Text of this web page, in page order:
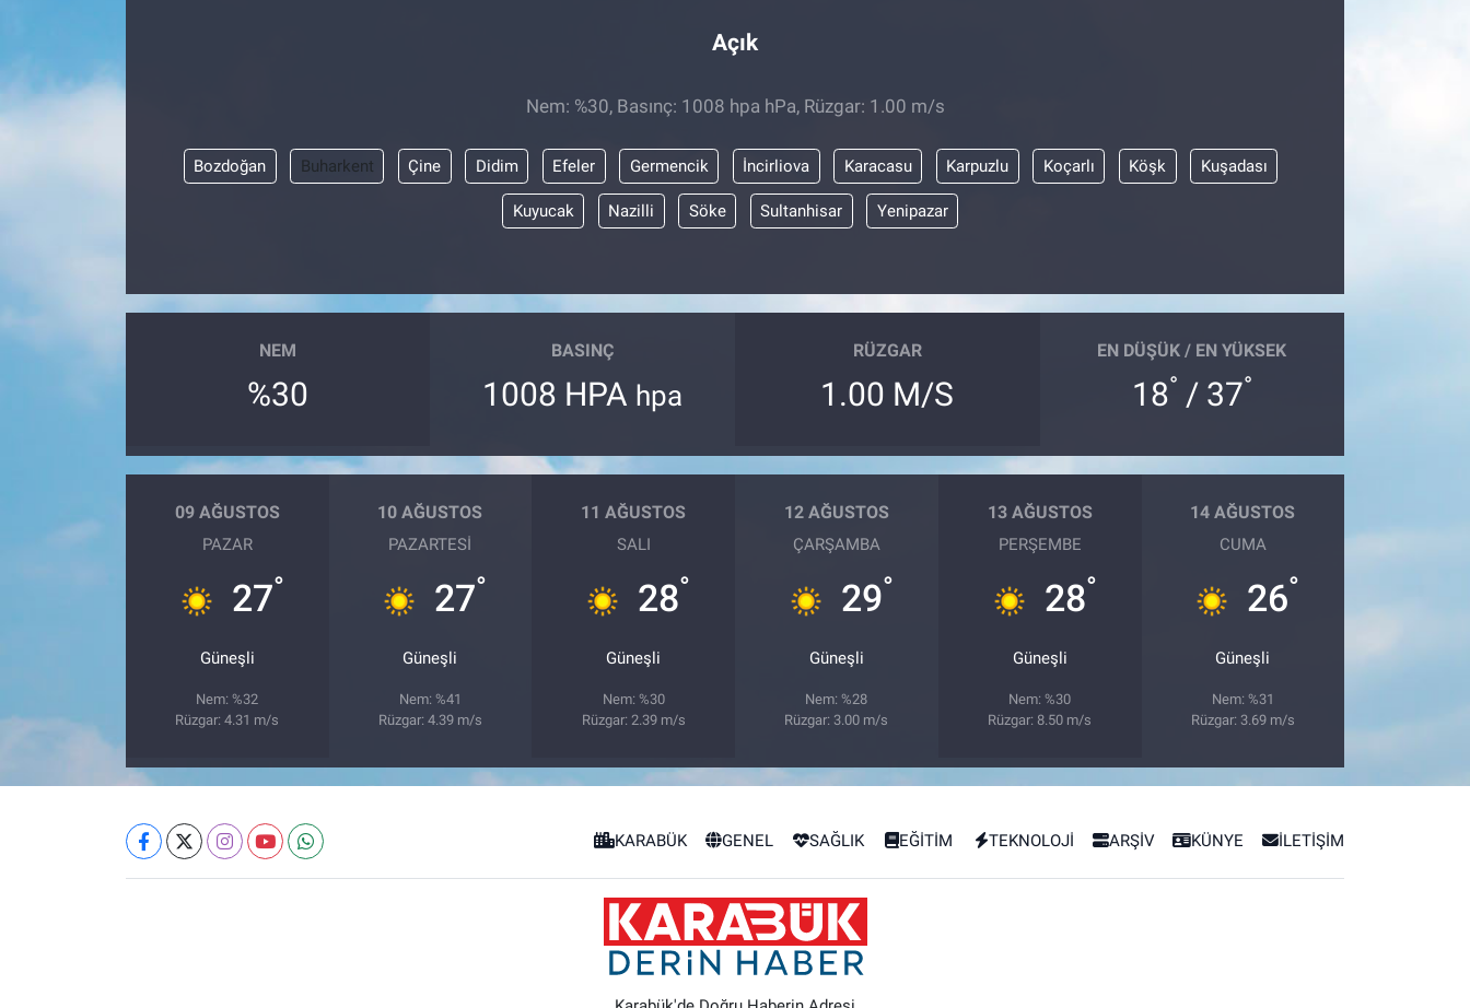
Açık
Nem: %30, Basınç: 1008 hpa hPa, Rüzgar: 1.00 m/s
Bozdoğan Buharkent Çine Didim Efeler Germencik İncirliova Karacasu Karpuzlu Koçarlı Köşk Kuşadası
Kuyucak Nazilli Söke Sultanhisar Yenipazar
NEM
%30
BASINÇ
1008 HPA hpa
RÜZGAR
1.00 M/S
EN DÜŞÜK / EN YÜKSEK
18° / 37°
09 AĞUSTOS
PAZAR
27°
Güneşli
Nem: %32
Rüzgar: 4.31 m/s
10 AĞUSTOS
PAZARTESI
27°
Güneşli
Nem: %41
Rüzgar: 4.39 m/s
11 AĞUSTOS
SALI
28°
Güneşli
Nem: %30
Rüzgar: 2.39 m/s
12 AĞUSTOS
ÇARŞAMBA
29°
Güneşli
Nem: %28
Rüzgar: 3.00 m/s
13 AĞUSTOS
PERŞEMBE
28°
Güneşli
Nem: %30
Rüzgar: 8.50 m/s
14 AĞUSTOS
CUMA
26°
Güneşli
Nem: %31
Rüzgar: 3.69 m/s
KARABÜK GENEL SAĞLIK EĞİTİM TEKNOLOJİ ARŞİV KÜNYE İLETİŞİM